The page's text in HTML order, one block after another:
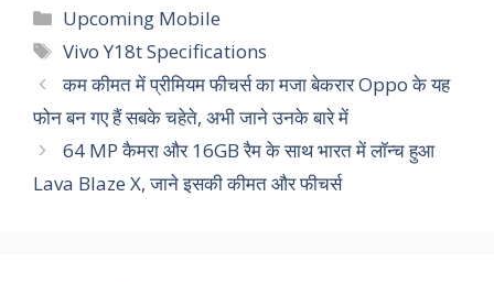
Categories
Upcoming Mobile
Tags
Vivo Y18t Specifications
कम कीमत में प्रीमियम फीचर्स का मजा बेकरार Oppo के यह
फोन बन गए हैं सबके चहेते, अभी जाने उनके बारे में
64 MP कैमरा और 16GB रैम के साथ भारत में लॉन्च हुआ
Lava Blaze X, जाने इसकी कीमत और फीचर्स